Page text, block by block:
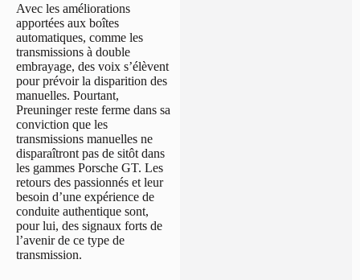
Avec les améliorations
apportées aux boîtes
automatiques, comme les
transmissions à double
embrayage, des voix s’élèvent
pour prévoir la disparition des
manuelles. Pourtant,
Preuninger reste ferme dans sa
conviction que les
transmissions manuelles ne
disparaîtront pas de sitôt dans
les gammes Porsche GT. Les
retours des passionnés et leur
besoin d’une expérience de
conduite authentique sont,
pour lui, des signaux forts de
l’avenir de ce type de
transmission.